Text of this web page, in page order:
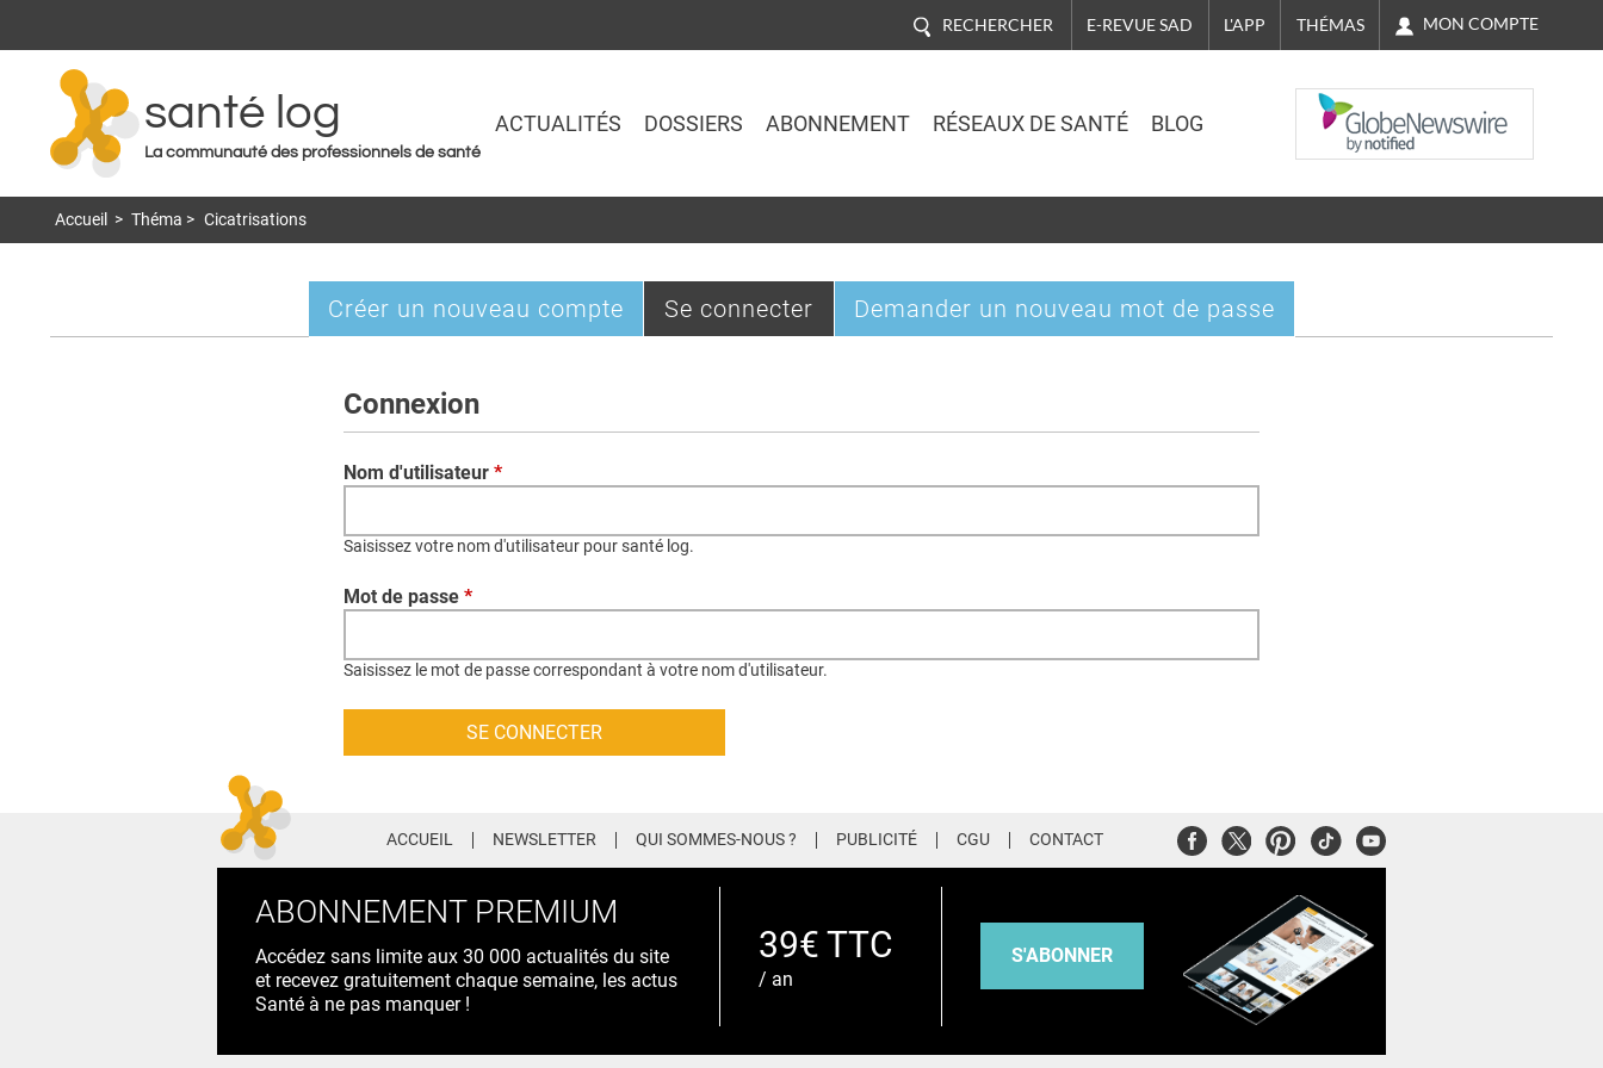
RECHERCHER E-REVUE SAD L'APP THÉMAS MON COMPTE
santé log
La communauté des professionnels de santé
ACTUALITÉS DOSSIERS ABONNEMENT RÉSEAUX DE SANTÉ BLOG
NASDAQ
Accueil > Théma > Cicatrisations
Onglets
Créer un nouveau compte Se connecter (onglet
actif)
Demander un nouveau mot de passe
Connexion
Nom d'utilisateur *
Saisissez votre nom d'utilisateur pour santé log.
Mot de passe *
Saisissez le mot de passe correspondant à votre nom d'utilisateur.
ACCUEIL NEWSLETTER QUI SOMMES-NOUS ? PUBLICITÉ CGU CONTACT FacebookTwitterPinterest
TiktokYoutube
ABONNEMENT PREMIUM
Accédez sans limite aux 30 000 actualités du site
et recevez gratuitement chaque semaine, les actus
Santé à ne pas manquer !
39€ TTC
/ an
S'ABONNER